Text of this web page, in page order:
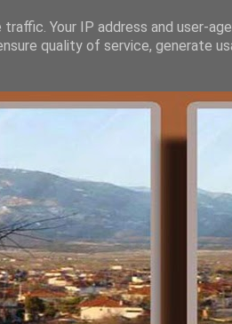
Your IP address and user-
quality of service, generate